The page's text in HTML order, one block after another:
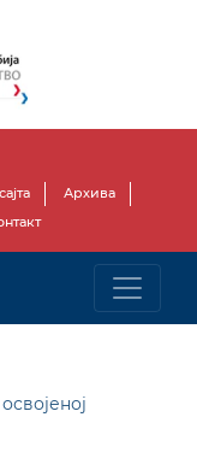
Архива